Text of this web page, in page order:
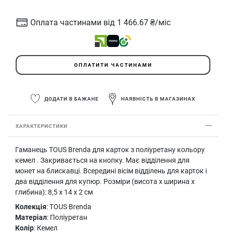
Оплата частинами від 1 466.67 ₴/міс
ОПЛАТИТИ ЧАСТИНАМИ
ДОДАТИ В БАЖАНЕ НАЯВНІСТЬ В МАГАЗИНАХ
ХАРАКТЕРИСТИКИ
Гаманець TOUS Brenda для карток з поліуретану кольору
кемел . Закривається на кнопку. Має відділення для
монет на блискавці. Всередині вісім відділень для карток і
два відділення для купюр. Розміри (висота х ширина х
глибина): 8,5 х 14 х 2 см
Колекція: TOUS Brenda
Матеріал: Поліуретан
Колір: Кемел